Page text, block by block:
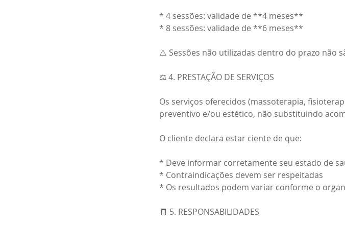
* 4 sessões: validade de **4 meses**
* 8 sessões: validade de **6 meses**
⚠️ Sessões não utilizadas dentro do prazo não
⚖️ 4. PRESTAÇÃO DE SERVIÇOS
Os serviços oferecidos (massoterapia,
preventivo e/ou estético, não substituindo
O cliente declara estar ciente de que:
* Deve informar corretamente seu estado de
* Contraindicações devem ser respeitadas
* Os resultados podem variar conforme o
🧾 5. RESPONSABILIDADES